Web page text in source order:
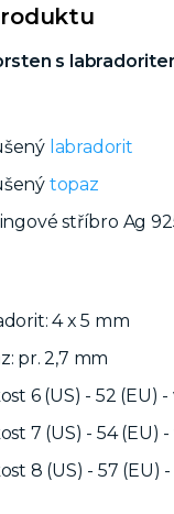
s
labradorit
topaz
stříbro Ag
4 x 5 mm
pr. 2,7 mm
6 (US) - 52
7 (US) - 54
8 (US) - 57